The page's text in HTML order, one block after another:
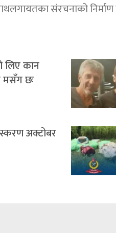
संरचनाको
लिए कान
मसँग छः
अक्टोबर